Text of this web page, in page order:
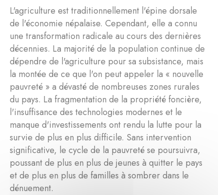
L'agriculture est traditionnellement l'épine dorsale
de l'économie népalaise. Cependant, elle a connu
une transformation radicale au cours des dernières
décennies. La majorité de la population continue de
dépendre de l'agriculture pour sa subsistance, mais
la montée de ce que l'on peut appeler la « nouvelle
pauvreté » a dévasté de nombreuses zones rurales
du pays. La fragmentation de la propriété foncière,
l'insuffisance des technologies modernes et le
manque d'investissements ont rendu la lutte pour la
survie de plus en plus difficile. Sans intervention
significative, le cycle de la pauvreté se poursuivra,
poussant de plus en plus de jeunes à quitter le pays
et de plus en plus de familles à sombrer dans le
dénuement.